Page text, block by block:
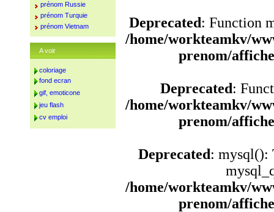
Deprecated: Function
/home/workteamkv/
prenom/
Deprecated:
/home/workteamkv/
prenom/
Deprecated: mysql():
/home/workteamkv/
prenom/
prénom Russie
prénom Turquie
prénom Vietnam
A voir
coloriage
fond ecran
gif, emoticone
jeu flash
cv emploi